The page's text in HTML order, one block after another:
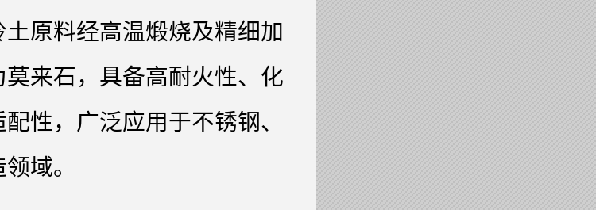
原料经高温煅烧及精细加
来石，具备高耐火性、化
性，广泛应用于不锈钢、
域。